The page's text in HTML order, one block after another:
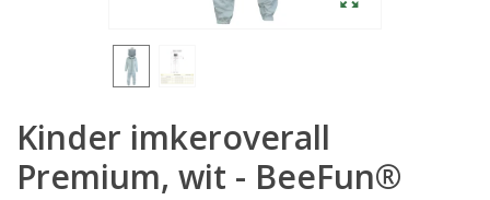
Kinder imkeroverall
Premium, wit - BeeFun®